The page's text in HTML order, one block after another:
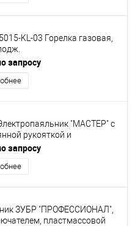
KL-03 Горелка газовая,
Sturm 31.05.17 [5015-KL-
запросу
"МАСТЕР" с
рукояткой и
жалом, форма клин,
40_z01]
запросу
ЗУБР "ПРОФЕССИОНАЛ",
пластмассовой